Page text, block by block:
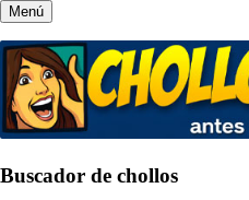
Menú
Buscador de chollos